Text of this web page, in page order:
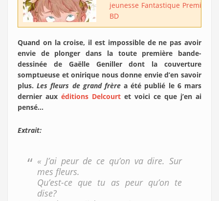
jeunesse Fantastique Première
BD
Quand on la croise, il est impossible de ne pas avoir
envie de plonger dans la toute première bande-
dessinée de Gaëlle Geniller dont la couverture
somptueuse et onirique nous donne envie d’en savoir
plus.Les fleurs de grand frèrea été publié le 6 mars
dernier aux éditions Delcourt et voici ce que j’en ai
pensé…
Extrait:
« J’ai peur de ce qu’on va dire. Sur
mes fleurs.
Qu’est-ce que tu as peur qu’on te
dise?